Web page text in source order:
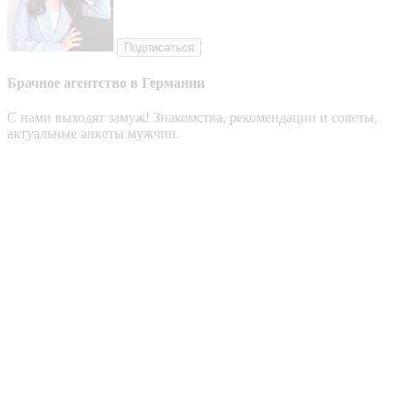
Подписаться
Брачное агентство в Германии
С нами выходят замуж! Знакомства, рекомендации и советы,
актуальные анкеты мужчин.